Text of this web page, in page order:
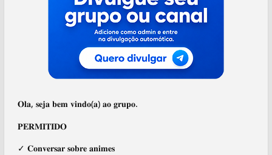
𝐎𝐥𝐚, 𝐬𝐞𝐣𝐚 𝐛𝐞𝐦 𝐯𝐢𝐧𝐝𝐨(𝐚) 𝐚𝐨 𝐠𝐫𝐮𝐩𝐨.
𝐏𝐄𝐑𝐌𝐈𝐓𝐈𝐃𝐎
✓ 𝐂𝐨𝐧𝐯𝐞𝐫𝐬𝐚𝐫 𝐬𝐨𝐛𝐫𝐞 𝐚𝐧𝐢𝐦𝐞𝐬